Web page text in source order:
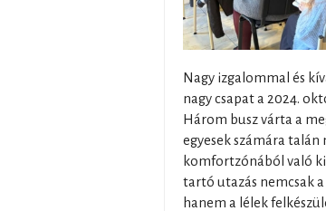
Nagy izgalommal és
nagy csapat a 2024.
Három busz várta a
egyesek számára
komfortzónából való
tartó utazás nemcsak
hanem a lélek